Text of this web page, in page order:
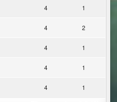
4 1
4 2
4 1
4 1
4 1